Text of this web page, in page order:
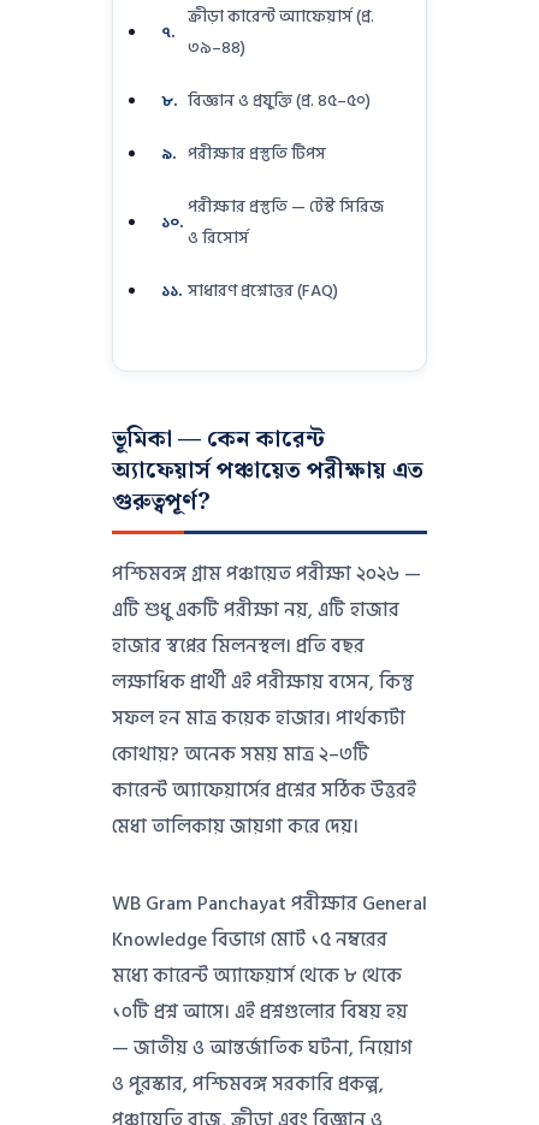
৭.
ক্রীড়া কারেন্ট অ্যাফেয়ার্স (প্র.
৩৯–৪৪)
৮. বিজ্ঞান ও প্রযুক্তি (প্র. ৪৫–৫০)
৯. পরীক্ষার প্রস্তুতি টিপস
১০.
পরীক্ষার প্রস্তুতি — টেস্ট সিরিজ
ও রিসোর্স
১১. সাধারণ প্রশ্নোত্তর (FAQ)
ভূমিকা — কেন কারেন্ট
অ্যাফেয়ার্স পঞ্চায়েত পরীক্ষায় এত
গুরুত্বপূর্ণ?
পশ্চিমবঙ্গ গ্রাম পঞ্চায়েত পরীক্ষা ২০২৬ —
এটি শুধু একটি পরীক্ষা নয়, এটি হাজার
হাজার স্বপ্নের মিলনস্থল। প্রতি বছর
লক্ষাধিক প্রার্থী এই পরীক্ষায় বসেন, কিন্তু
সফল হন মাত্র কয়েক হাজার। পার্থক্যটা
কোথায়? অনেক সময় মাত্র ২–৩টি
কারেন্ট অ্যাফেয়ার্সের প্রশ্নের সঠিক উত্তরই
মেধা তালিকায় জায়গা করে দেয়।
WB Gram Panchayat পরীক্ষার General
Knowledge বিভাগে মোট ১৫ নম্বরের
মধ্যে কারেন্ট অ্যাফেয়ার্স থেকে ৮ থেকে
১০টি প্রশ্ন আসে। এই প্রশ্নগুলোর বিষয় হয়
— জাতীয় ও আন্তর্জাতিক ঘটনা, নিয়োগ
ও পুরস্কার, পশ্চিমবঙ্গ সরকারি প্রকল্প,